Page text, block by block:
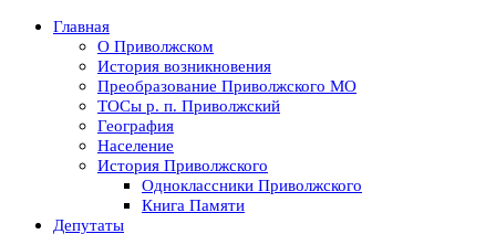
Главная
О Приволжском
История возникновения
Преобразование Приволжского МО
ТОСы р. п. Приволжский
География
Население
История Приволжского
Одноклассники Приволжского
Книга Памяти
Депутаты